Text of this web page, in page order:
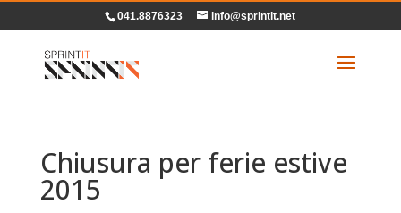
041.8876323 info@sprintit.net
Chiusura per ferie estive
2015